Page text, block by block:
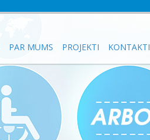
PAR MUMS PROJEKTI KONTAKTI